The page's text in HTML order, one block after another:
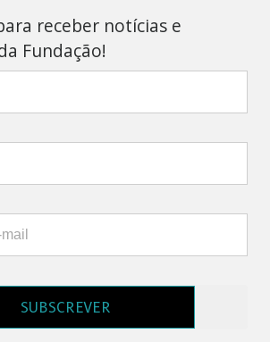
receber notícias e
Fundação!
SUBSCREVER